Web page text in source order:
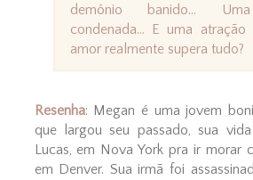
demônio banido…
condenada… E uma atração
amor realmente supera tudo?
Resenha: Megan é uma jovem
que largou seu passado, sua
Lucas, em Nova York pra ir morar
em Denver. Sua irmã foi